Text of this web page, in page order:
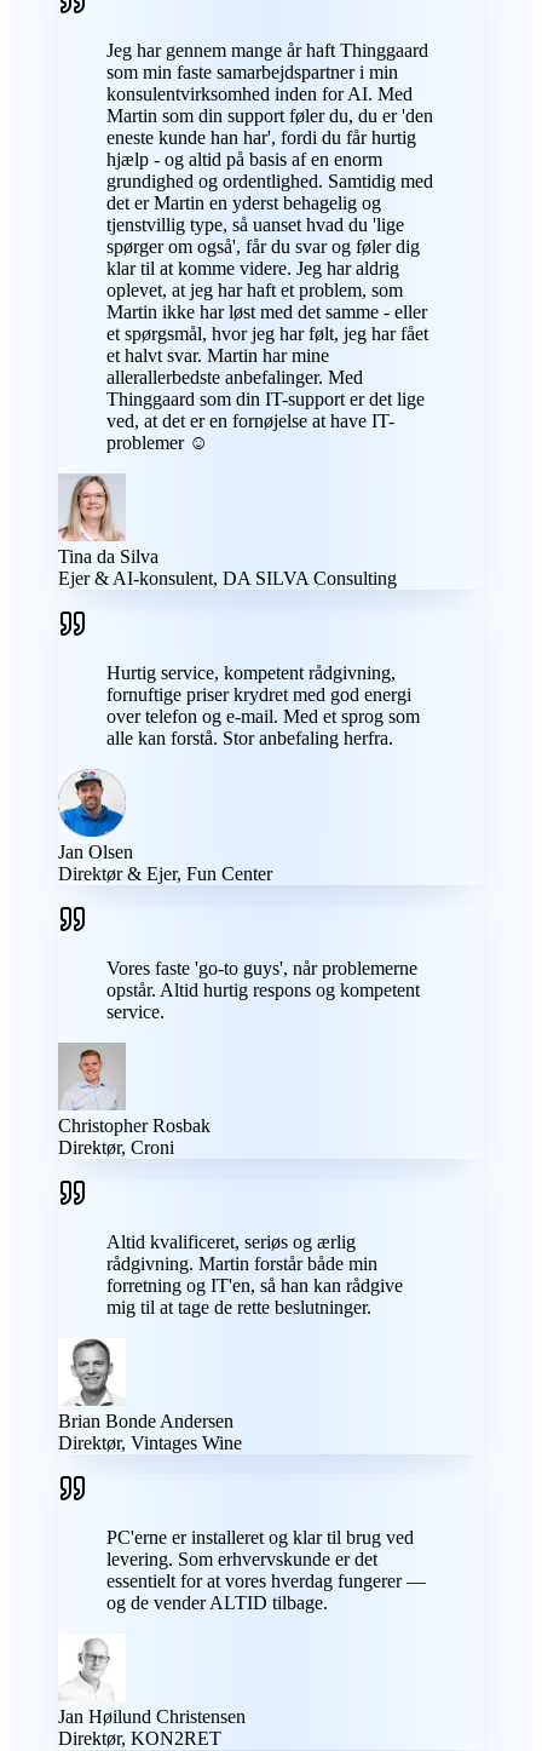
Jeg har gennem mange år haft Thinggaard
som min faste samarbejdspartner i min
konsulentvirksomhed inden for AI. Med
Martin som din support føler du, du er 'den
eneste kunde han har', fordi du får hurtig
hjælp - og altid på basis af en enorm
grundighed og ordentlighed. Samtidig med
det er Martin en yderst behagelig og
tjenstvillig type, så uanset hvad du 'lige
spørger om også', får du svar og føler dig
klar til at komme videre. Jeg har aldrig
oplevet, at jeg har haft et problem, som
Martin ikke har løst med det samme - eller
et spørgsmål, hvor jeg har følt, jeg har fået
et halvt svar. Martin har mine
allerallerbedste anbefalinger. Med
Thinggaard som din IT-support er det lige
ved, at det er en fornøjelse at have IT-
problemer ☺️
Tina da Silva
Ejer & AI-konsulent, DA SILVA Consulting
Hurtig service, kompetent rådgivning,
fornuftige priser krydret med god energi
over telefon og e-mail. Med et sprog som
alle kan forstå. Stor anbefaling herfra.
Jan Olsen
Direktør & Ejer, Fun Center
Vores faste 'go-to guys', når problemerne
opstår. Altid hurtig respons og kompetent
service.
Christopher Rosbak
Direktør, Croni
Altid kvalificeret, seriøs og ærlig
rådgivning. Martin forstår både min
forretning og IT'en, så han kan rådgive
mig til at tage de rette beslutninger.
Brian Bonde Andersen
Direktør, Vintages Wine
PC'erne er installeret og klar til brug ved
levering. Som erhvervskunde er det
essentielt for at vores hverdag fungerer —
og de vender ALTID tilbage.
Jan Høilund Christensen
Direktør, KON2RET